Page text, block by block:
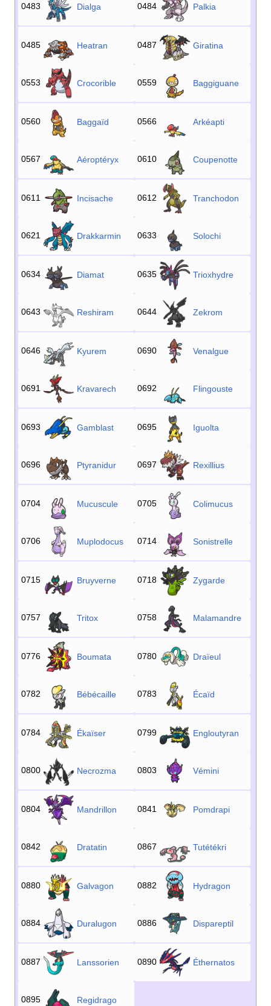
0483 Dialga 0484 Palkia
0485 Heatran 0487 Giratina
0553 Crocorible 0559 Baggiguane
0560 Baggaïd 0566 Arkéapti
0567 Aéroptéryx 0610 Coupenotte
0611 Incisache 0612 Tranchodon
0621 Drakkarmin 0633 Solochi
0634 Diamat 0635 Trioxhydre
0643 Reshiram 0644 Zekrom
0646 Kyurem 0690 Venalgue
0691 Kravarech 0692 Flingouste
0693 Gamblast 0695 Iguolta
0696 Ptyranidur 0697 Rexillius
0704 Mucuscule 0705 Colimucus
0706 Muplodocus 0714 Sonistrelle
0715 Bruyverne 0718 Zygarde
0757 Tritox 0758 Malamandre
0776 Boumata 0780 Draïeul
0782 Bébécaille 0783 Écaïd
0784 Ékaïser 0799 Engloutyran
0800 Necrozma 0803 Vémini
0804 Mandrillon 0841 Pomdrapi
0842 Dratatin 0867 Tutétékri
0880 Galvagon 0882 Hydragon
0884 Duralugon 0886 Dispareptil
0887 Lanssorien 0890 Éthernatos
0895 Regidrago